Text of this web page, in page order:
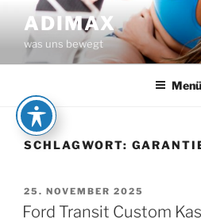
Inhalt
springen
ADIMAX
was uns bewegt
Menü
SCHLAGWORT:
VERÖFFENTLICHT
AM
25. NOVEMBER 2025
Ford Transit Custom